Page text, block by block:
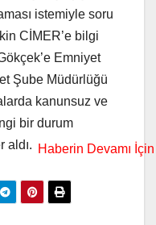
istemiyle soru
CİMER’e bilgi
Emniyet
Şube Müdürlüğü
kanunsuz ve
bir durum
aldı.